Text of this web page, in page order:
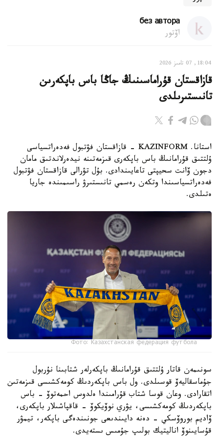
без автора
اۆتور
18:04, 07 تامىز 2026
قازاقستان قۇراماسىنىڭ جاڭا باس باپكەرىن
تانىستىرىلدى
استانا. KAZINFORM - قازاقستان فۋتبول فەدەراتسياسى
ۇلتتىق قۇرامانىڭ باس باپكەرى قىزمەتىنە نيدەرلاندتىق مامان
دجون ۆانت سحيپتى تاعايىندادى. بۇل تۋرالى قازاقستان فۋتبول
فەدەراتسياسىندا وتكەن رەسمي تانىستىرۋ راسىمىندە جاريا
ەتىلدى.
Фото: Казахстанская федерация футбола
سونىمەن قاتار ۇلتتىق قۇرامانىڭ باپكەرلەر شتابىنا نۇربول
جۇماسقاليەۆ قوسىلدى. ول باس باپكەردىڭ كومەكشىسى قىزمەتىن
اتقارادى. وعان قوسا شتاب قۇرامىندا ەلدوس احمەتوۆ - باس
باپكەردىڭ كومەكشىسى، يۋري نوۆيكوۆ - قاقپاشىلار باپكەرى،
ۆاديم بوروۆسكي - دەنە دايىندىعى جونىندەگى باپكەر، تيمۋر
قۇسايىنوۆ اناليتيك بولىپ جۇمىس ىستەيدى.